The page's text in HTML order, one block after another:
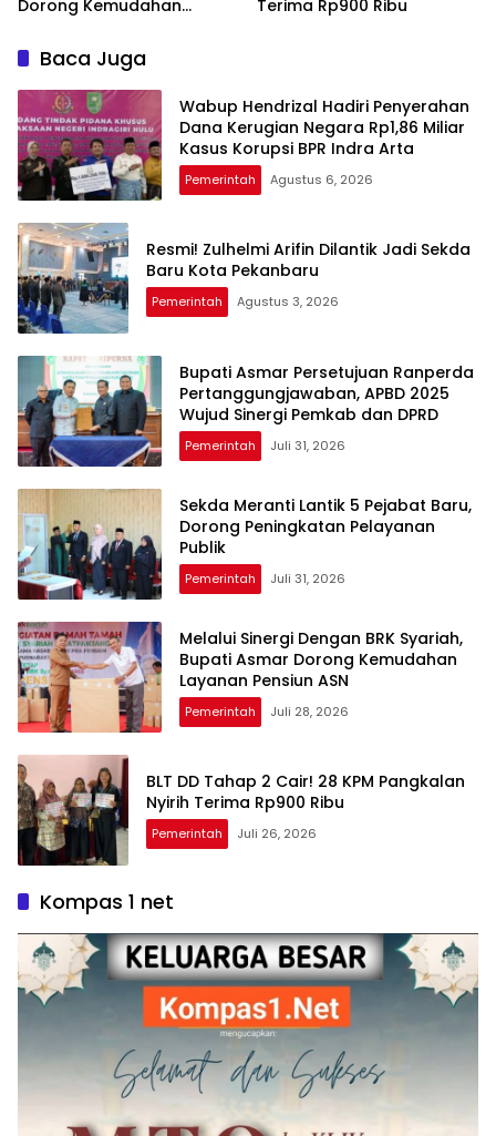
Dorong Kemudahan
Terima Rp900 Ribu
Baca Juga
Wabup Hendrizal Hadiri Penyerahan
Dana Kerugian Negara Rp1,86 Miliar
Kasus Korupsi BPR Indra Arta
Pemerintah Agustus 6, 2026
Resmi! Zulhelmi Arifin Dilantik Jadi Sekda
Baru Kota Pekanbaru
Pemerintah Agustus 3, 2026
Bupati Asmar Persetujuan Ranperda
Pertanggungjawaban, APBD 2025
Wujud Sinergi Pemkab dan DPRD
Pemerintah Juli 31, 2026
Sekda Meranti Lantik 5 Pejabat Baru,
Dorong Peningkatan Pelayanan
Publik
Pemerintah Juli 31, 2026
Melalui Sinergi Dengan BRK Syariah,
Bupati Asmar Dorong Kemudahan
Layanan Pensiun ASN
Pemerintah Juli 28, 2026
BLT DD Tahap 2 Cair! 28 KPM Pangkalan
Nyirih Terima Rp900 Ribu
Pemerintah Juli 26, 2026
Kompas 1 net